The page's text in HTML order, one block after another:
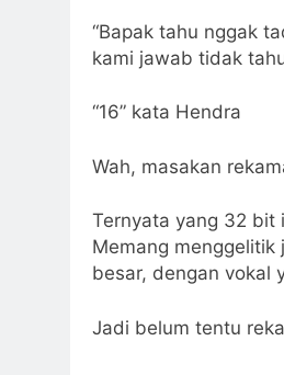
“Bapak tahu nggak
kami jawab tidak
“16” kata Hendra
Wah, masakan
Ternyata yang 32 bit
Memang
besar, dengan vokal
Jadi belum tentu